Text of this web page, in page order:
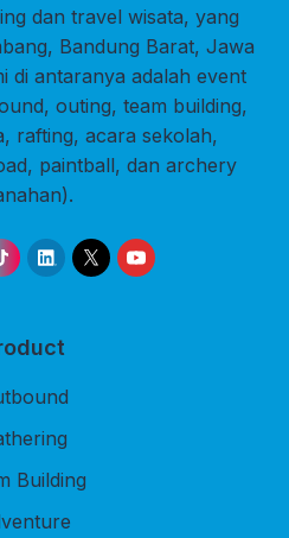
dan travel wisata, yang
Bandung Barat, Jawa
di antaranya adalah event
outing, team building,
rafting, acara sekolah,
paintball, dan archery
Building